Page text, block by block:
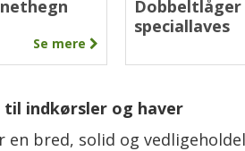
Se mere
Dobbeltlåger
speciallaves
indkørsler og haver
bred, solid og